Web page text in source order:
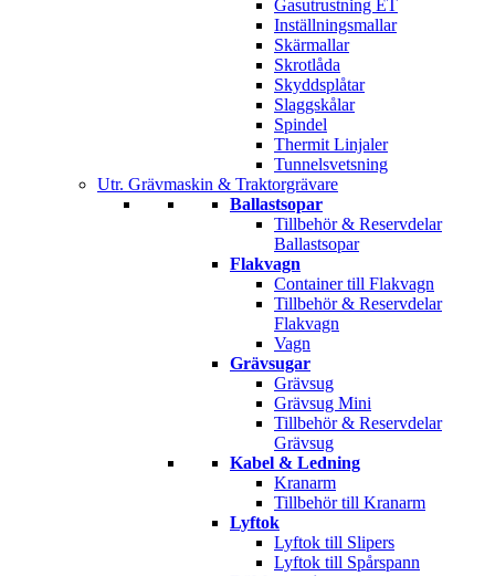
Gasutrustning ET
Inställningsmallar
Skärmallar
Skrotlåda
Skyddsplåtar
Slaggskålar
Spindel
Thermit Linjaler
Tunnelsvetsning
Utr. Grävmaskin & Traktorgrävare
Ballastsopar
Tillbehör & Reservdelar
Ballastsopar
Flakvagn
Container till Flakvagn
Tillbehör & Reservdelar
Flakvagn
Vagn
Grävsugar
Grävsug
Grävsug Mini
Tillbehör & Reservdelar
Grävsug
Kabel & Ledning
Kranarm
Tillbehör till Kranarm
Lyftok
Lyftok till Slipers
Lyftok till Spårspann